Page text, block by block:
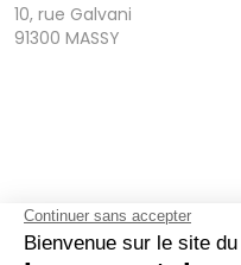
10, rue Galvani
91300 MASSY
FAQ